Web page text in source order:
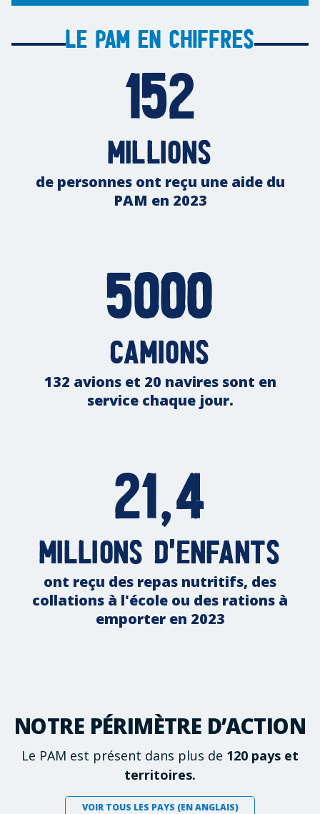
Le PAM en chiffres
152
millions
de personnes ont reçu une aide du
PAM en 2023
5000
camions
132 avions et 20 navires sont en
service chaque jour.
21,4
millions d'enfants
ont reçu des repas nutritifs, des
collations à l'école ou des rations à
emporter en 2023
NOTRE PÉRIMÈTRE D’ACTION
Le PAM est présent dans plus de 120 pays et
territoires.
VOIR TOUS LES PAYS (EN ANGLAIS)